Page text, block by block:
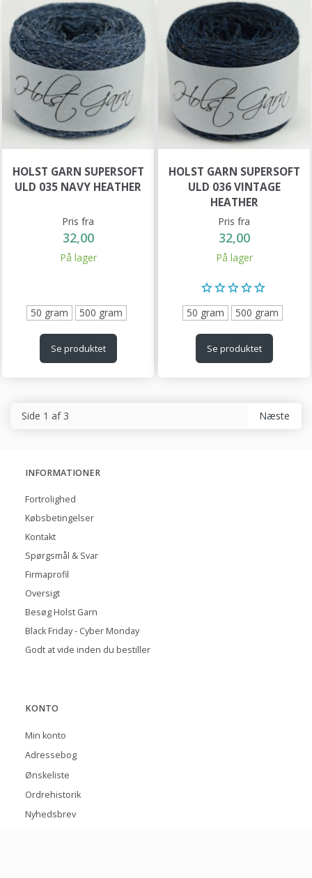
HOLST GARN SUPERSOFT
ULD 035 NAVY HEATHER
Pris fra
32,00
På lager
50 gram 500 gram
Se produktet
HOLST GARN SUPERSOFT
ULD 036 VINTAGE
HEATHER
Pris fra
32,00
På lager
50 gram 500 gram
Se produktet
Side 1 af 3 Næste
INFORMATIONER
Fortrolighed
Købsbetingelser
Kontakt
Spørgsmål & Svar
Firmaprofil
Oversigt
Besøg Holst Garn
Black Friday - Cyber Monday
Godt at vide inden du bestiller
KONTO
Min konto
Adressebog
Ønskeliste
Ordrehistorik
Nyhedsbrev